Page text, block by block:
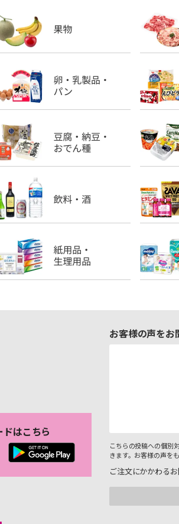
ドはこちら
お客様の声をお
こちらの投稿への個別
きます。お客様の声を
ご注文にかかわる